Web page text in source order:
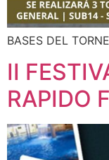
BASES DEL
II
RAPIDO